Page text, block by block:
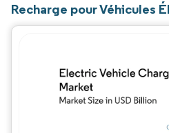
Recharge pour Véhicules